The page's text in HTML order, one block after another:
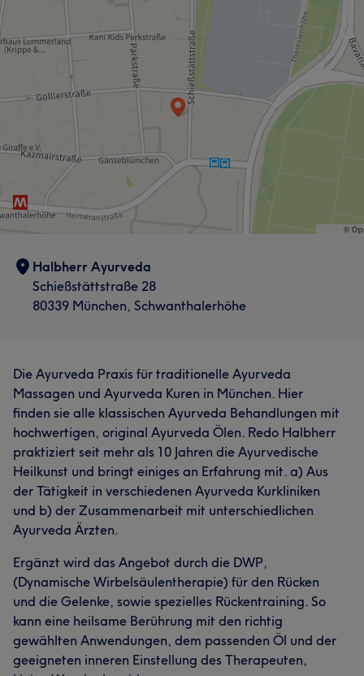
Halbherr Ayurveda
Schießstättstraße 28
80339 München, Schwanthalerhöhe
Die Ayurveda Praxis für traditionelle Ayurveda
Massagen und Ayurveda Kuren in München. Hier
finden sie alle klassischen Ayurveda Behandlungen mit
hochwertigen, original Ayurveda Ölen. Redo Halbherr
praktiziert seit mehr als 10 Jahren die Ayurvedische
Heilkunst und bringt einiges an Erfahrung mit. a) Aus
der Tätigkeit in verschiedenen Ayurveda Kurkliniken
und b) der Zusammenarbeit mit unterschiedlichen
Ayurveda Ärzten.
Ergänzt wird das Angebot durch die DWP,
(Dynamische Wirbelsäulentherapie) für den Rücken
und die Gelenke, sowie spezielles Rückentraining. So
kann eine heilsame Berührung mit den richtig
gewählten Anwendungen, dem passenden Öl und der
geeigneten inneren Einstellung des Therapeuten,